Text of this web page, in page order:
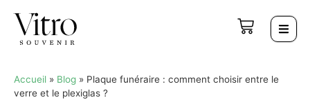
Accueil » Blog » Plaque funéraire : comment choisir entre le
verre et le plexiglas ?